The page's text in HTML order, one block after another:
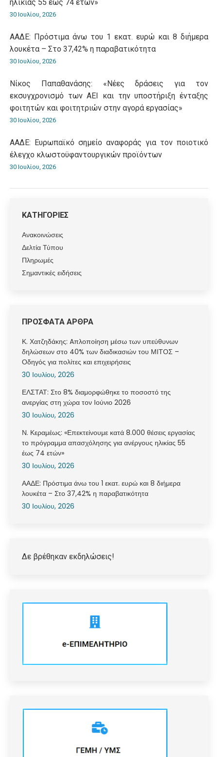
ηλικίας 55 έως 74 ετών»
30 Ιουλίου, 2026
ΑΑΔΕ: Πρόστιμα άνω του 1 εκατ. ευρώ και 8 διήμερα
λουκέτα – Στο 37,42% η παραβατικότητα
30 Ιουλίου, 2026
Νίκος Παπαθανάσης: «Νέες δράσεις για τον
εκσυγχρονισμό των ΑΕΙ και την υποστήριξη ένταξης
φοιτητών και φοιτητριών στην αγορά εργασίας»
30 Ιουλίου, 2026
ΑΑΔΕ: Ευρωπαϊκό σημείο αναφοράς για τον ποιοτικό
έλεγχο κλωστοϋφαντουργικών προϊόντων
30 Ιουλίου, 2026
ΚΑΤΗΓΟΡΙΕΣ
Ανακοινώσεις
Δελτία Τύπου
Πληρωμές
Σημαντικές ειδήσεις
ΠΡΟΣΦΑΤΑ ΑΡΘΡΑ
Κ. Χατζηδάκης: Aπλοποίηση μέσω των υπεύθυνων
δηλώσεων στο 40% των διαδικασιών του ΜΙΤΟΣ –
Οδηγός για πολίτες και επιχειρήσεις
30 Ιουλίου, 2026
ΕΛΣΤΑΤ: Στο 8% διαμορφώθηκε το ποσοστό της
ανεργίας στη χώρα τον Ιούνιο 2026
30 Ιουλίου, 2026
Ν. Κεραμέως: «Επεκτείνουμε κατά 8.000 θέσεις εργασίας
το πρόγραμμα απασχόλησης για ανέργους ηλικίας 55
έως 74 ετών»
30 Ιουλίου, 2026
ΑΑΔΕ: Πρόστιμα άνω του 1 εκατ. ευρώ και 8 διήμερα
λουκέτα – Στο 37,42% η παραβατικότητα
30 Ιουλίου, 2026
Δε βρέθηκαν εκδηλώσεις!